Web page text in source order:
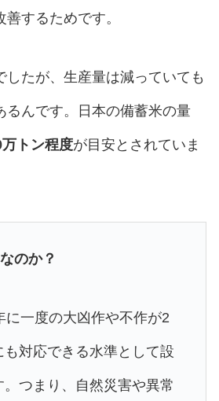
善するためです。
したが、生産量は減っていても
るんです。日本の備蓄米の量
万トン程度が目安とされていま
のか？
に一度の大凶作や不作が2
対応できる水準として設
つまり、自然災害や異常